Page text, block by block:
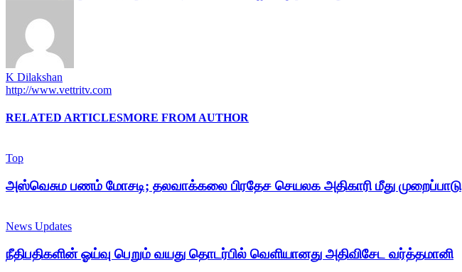
K Dilakshan
http://www.vettritv.com
RELATED ARTICLESMORE FROM AUTHOR
Top
அஸ்வெசும பணம் மோசடி; தலவாக்கலை பிரதேச செயலக அதிகாரி மீது முறைப்பாடு
News Updates
நீதிபதிகளின் ஓய்வு பெறும் வயது தொடர்பில் வெளியானது அதிவிசேட வர்த்தமானி